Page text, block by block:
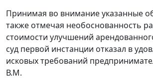
Принимая во внимание указанные
также отмечая необоснованность
стоимости улучшений
суд первой инстанции отказал в
исковых требований
В.М.